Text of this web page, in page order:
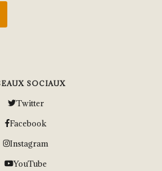
SOCIAUX
Twitter
Facebook
Instagram
YouTube